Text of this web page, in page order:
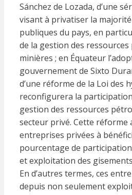
Sánchez de Lozada, d’une
visant à privatiser la
publiques du pays, en
de la gestion des
minières ; en Équateur
gouvernement de Sixto
d’une réforme de la Loi des
reconfigurera la participation
gestion des ressources
secteur privé. Cette réforme
entreprises privées à
pourcentage de
et exploitation des
En d’autres termes, ces
depuis non seulement